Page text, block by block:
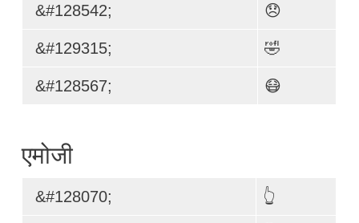
&#128542; 😞
&#129315; 🤣
&#128567; 😷
एमोजी
&#128070; 👆